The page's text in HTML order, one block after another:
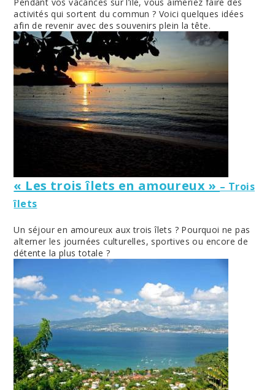
activités qui sortent du commun ? Voici quelques idées
afin de revenir avec des souvenirs plein la tête.
« Les trois îlets en amoureux » – Trois
îlets
Un séjour en amoureux aux trois îlets ? Pourquoi ne pas
alterner les journées culturelles, sportives ou encore de
détente la plus totale ?